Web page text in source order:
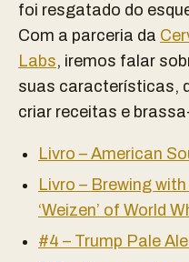
foi resgatado do
Com a parceria da
Labs, iremos falar
suas características,
criar receitas e
Livro – American
Livro – Brewing with
‘Weizen’ of World
#4 – Trump Pale